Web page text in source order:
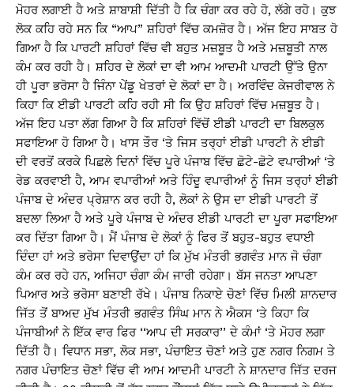
ਮੋਹਰ ਲਗਾਈ ਹੈ ਅਤੇ ਸ਼ਾਬਾਸ਼ੀ ਦਿੱਤੀ ਹੈ ਕਿ ਚੰਗਾ ਕਰ ਰਹੇ ਹੋ, ਲੱਗੇ ਰਹੋ। ਕੁਝ
ਲੋਕ ਕਹਿ ਰਹੇ ਸਨ ਕਿ “ਆਪ” ਸ਼ਹਿਰਾਂ ਵਿੱਚ ਕਮਜ਼ੋਰ ਹੈ। ਅੱਜ ਇਹ ਸਾਬਤ ਹੋ
ਗਿਆ ਹੈ ਕਿ ਪਾਰਟੀ ਸ਼ਹਿਰਾਂ ਵਿੱਚ ਵੀ ਬਹੁਤ ਮਜ਼ਬੂਤ ਹੈ ਅਤੇ ਮਜ਼ਬੂਤੀ ਨਾਲ
ਕੰਮ ਕਰ ਰਹੀ ਹੈ। ਸ਼ਹਿਰ ਦੇ ਲੋਕਾਂ ਦਾ ਵੀ ਆਮ ਆਦਮੀ ਪਾਰਟੀ ਉੱਤੇ ਉਨਾ
ਹੀ ਪੂਰਾ ਭਰੋਸਾ ਹੈ ਜਿੰਨਾ ਪੇਂਡੂ ਖੇਤਰਾਂ ਦੇ ਲੋਕਾਂ ਦਾ ਹੈ। ਅਰਵਿੰਦ ਕੇਜਰੀਵਾਲ ਨੇ
ਕਿਹਾ ਕਿ ਈਡੀ ਪਾਰਟੀ ਕਹਿ ਰਹੀ ਸੀ ਕਿ ਉਹ ਸ਼ਹਿਰਾਂ ਵਿੱਚ ਮਜ਼ਬੂਤ ਹੈ।
ਅੱਜ ਇਹ ਪਤਾ ਲੱਗ ਗਿਆ ਹੈ ਕਿ ਸ਼ਹਿਰਾਂ ਵਿੱਚੋਂ ਈਡੀ ਪਾਰਟੀ ਦਾ ਬਿਲਕੁਲ
ਸਫਾਇਆ ਹੋ ਗਿਆ ਹੈ। ਖਾਸ ਤੌਰ ‘ਤੇ ਜਿਸ ਤਰ੍ਹਾਂ ਈਡੀ ਪਾਰਟੀ ਨੇ ਈਡੀ
ਦੀ ਵਰਤੋਂ ਕਰਕੇ ਪਿਛਲੇ ਦਿਨਾਂ ਵਿੱਚ ਪੂਰੇ ਪੰਜਾਬ ਵਿੱਚ ਛੋਟੇ-ਛੋਟੇ ਵਪਾਰੀਆਂ ‘ਤੇ
ਰੇਡ ਕਰਵਾਈ ਹੈ, ਆਮ ਵਪਾਰੀਆਂ ਅਤੇ ਹਿੰਦੂ ਵਪਾਰੀਆਂ ਨੂੰ ਜਿਸ ਤਰ੍ਹਾਂ ਈਡੀ
ਪੰਜਾਬ ਦੇ ਅੰਦਰ ਪ੍ਰੇਸ਼ਾਨ ਕਰ ਰਹੀ ਹੈ, ਲੋਕਾਂ ਨੇ ਉਸ ਦਾ ਈਡੀ ਪਾਰਟੀ ਤੋਂ
ਬਦਲਾ ਲਿਆ ਹੈ ਅਤੇ ਪੂਰੇ ਪੰਜਾਬ ਦੇ ਅੰਦਰ ਈਡੀ ਪਾਰਟੀ ਦਾ ਪੂਰਾ ਸਫਾਇਆ
ਕਰ ਦਿੱਤਾ ਗਿਆ ਹੈ। ਮੈਂ ਪੰਜਾਬ ਦੇ ਲੋਕਾਂ ਨੂੰ ਫਿਰ ਤੋਂ ਬਹੁਤ-ਬਹੁਤ ਵਧਾਈ
ਦਿੰਦਾ ਹਾਂ ਅਤੇ ਭਰੋਸਾ ਦਿਵਾਉਂਦਾ ਹਾਂ ਕਿ ਮੁੱਖ ਮੰਤਰੀ ਭਗਵੰਤ ਮਾਨ ਜੋ ਚੰਗਾ
ਕੰਮ ਕਰ ਰਹੇ ਹਨ, ਅਜਿਹਾ ਚੰਗਾ ਕੰਮ ਜਾਰੀ ਰਹੇਗਾ। ਬੱਸ ਜਨਤਾ ਆਪਣਾ
ਪਿਆਰ ਅਤੇ ਭਰੋਸਾ ਬਣਾਈ ਰੱਖੇ। ਪੰਜਾਬ ਨਿਕਾਏ ਚੋਣਾਂ ਵਿੱਚ ਮਿਲੀ ਸ਼ਾਨਦਾਰ
ਜਿੱਤ ਤੋਂ ਬਾਅਦ ਮੁੱਖ ਮੰਤਰੀ ਭਗਵੰਤ ਸਿੰਘ ਮਾਨ ਨੇ ਐਕਸ ‘ਤੇ ਕਿਹਾ ਕਿ
ਪੰਜਾਬੀਆਂ ਨੇ ਇੱਕ ਵਾਰ ਫਿਰ ‘‘ਆਪ ਦੀ ਸਰਕਾਰ’’ ਦੇ ਕੰਮਾਂ ‘ਤੇ ਮੋਹਰ ਲਗਾ
ਦਿੱਤੀ ਹੈ। ਵਿਧਾਨ ਸਭਾ, ਲੋਕ ਸਭਾ, ਪੰਚਾਇਤ ਚੋਣਾਂ ਅਤੇ ਹੁਣ ਨਗਰ ਨਿਗਮ ਤੇ
ਨਗਰ ਪੰਚਾਇਤ ਚੋਣਾਂ ਵਿੱਚ ਵੀ ਆਮ ਆਦਮੀ ਪਾਰਟੀ ਨੇ ਸ਼ਾਨਦਾਰ ਜਿੱਤ ਦਰਜ